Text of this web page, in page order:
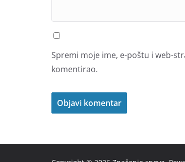
Spremi moje ime, e-poštu i web-
komentirao.